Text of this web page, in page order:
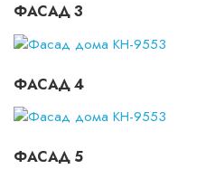
ФАСАД 3
ФАСАД 4
ФАСАД 5